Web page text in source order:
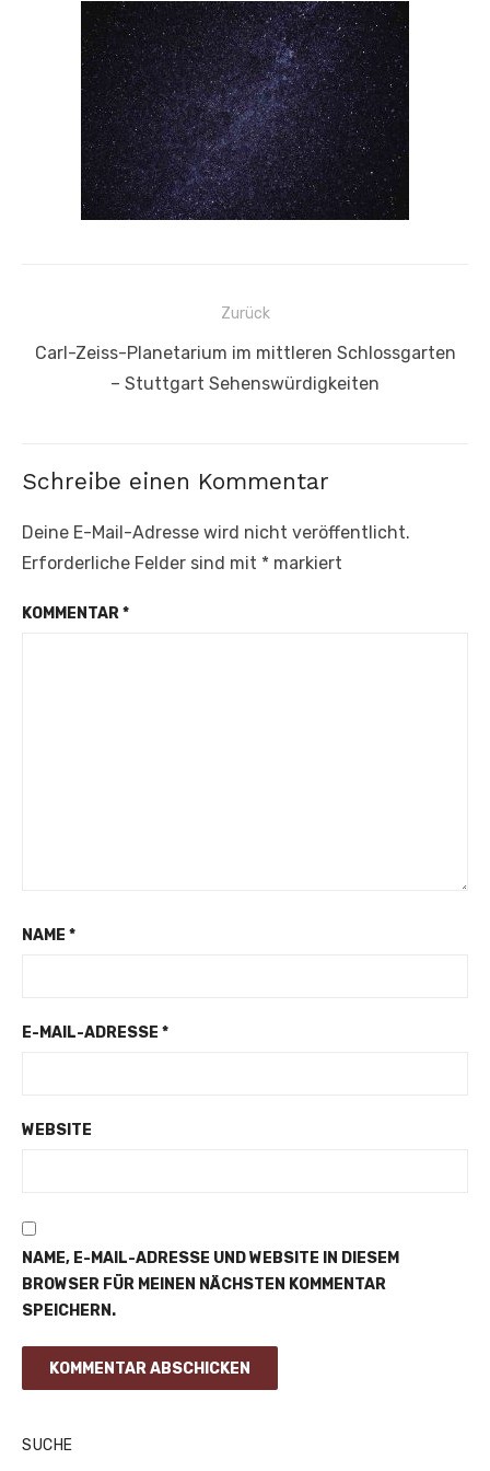
Beitragsnavigation
Zurück
Vorheriger
Carl-Zeiss-Planetarium im mittleren Schlossgarten
– Stuttgart Sehenswürdigkeiten
Schreibe einen Kommentar
Deine E-Mail-Adresse wird nicht veröffentlicht.
Erforderliche Felder sind mit * markiert
KOMMENTAR*
NAME *
E-MAIL-ADRESSE *
WEBSITE
NAME, E-MAIL-ADRESSE UND WEBSITE IN DIESEM
BROWSER FÜR MEINEN NÄCHSTEN KOMMENTAR
SPEICHERN.
SUCHE